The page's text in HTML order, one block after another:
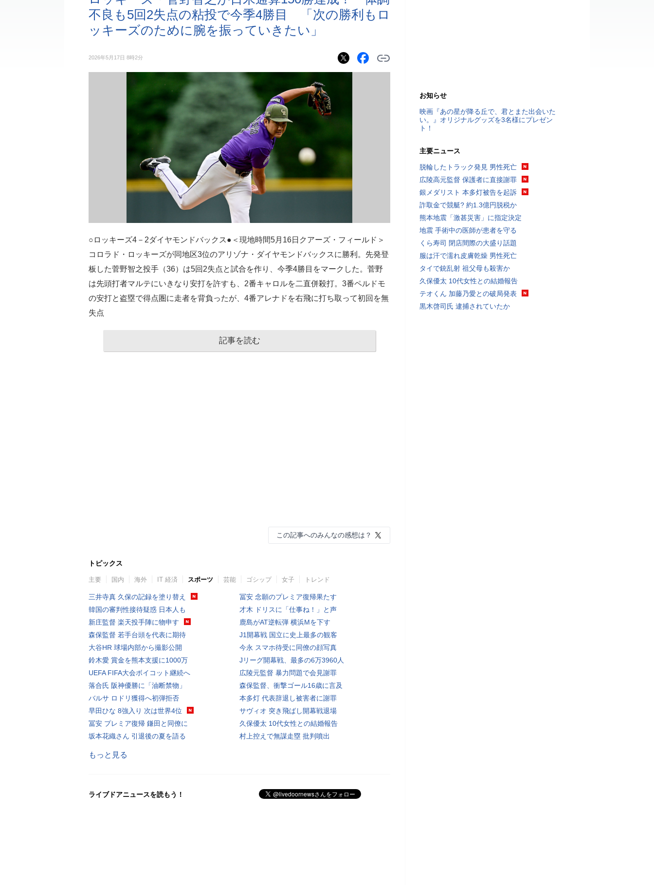
不良も5回2失点の粘投で今季4勝目 「次の勝利もロ
ッキーズのために腕を振っていきたい」
2026年5月17日 8時2分
○ロッキーズ4－2ダイヤモンドバックス●＜現地時間5月16日クアーズ・フィールド＞
コロラド・ロッキーズが同地区3位のアリゾナ・ダイヤモンドバックスに勝利。先発登
板した菅野智之投手（36）は5回2失点と試合を作り、今季4勝目をマークした。菅野
は先頭打者マルテにいきなり安打を許すも、2番キャロルを二直併殺打。3番ペルドモ
の安打と盗塁で得点圏に走者を背負ったが、4番アレナドを右飛に打ち取って初回を無
失点
記事を読む
この記事へのみんなの感想は？
トピックス
主要 国内 海外 IT 経済 スポーツ 芸能 ゴシップ 女子 トレンド
三井寺真 久保の記録を塗り替え
韓国の審判性接待疑惑 日本人も
新庄監督 楽天投手陣に物申す
森保監督 若手台頭を代表に期待
大谷HR 球場内部から撮影公開
鈴木愛 賞金を熊本支援に1000万
UEFA FIFA大会ボイコット継続へ
落合氏 阪神優勝に「油断禁物」
バルサ ロドリ獲得へ初弾拒否
早田ひな 8強入り 次は世界4位
冨安 プレミア復帰 鎌田と同僚に
坂本花織さん 引退後の夏を語る
冨安 念願のプレミア復帰果たす
才木 ドリスに「仕事ね！」と声
鹿島がAT逆転弾 横浜Mを下す
J1開幕戦 国立に史上最多の観客
今永 スマホ待受に同僚の顔写真
Jリーグ開幕戦、最多の6万3960人
広陵元監督 暴力問題で会見謝罪
森保監督、衝撃ゴール16歳に言及
本多灯 代表辞退し被害者に謝罪
サヴィオ 突き飛ばし開幕戦退場
久保優太 10代女性との結婚報告
村上控えで無謀走塁 批判噴出
もっと見る
ライブドアニュースを読もう！
お知らせ
映画『あの星が降る丘で、君とまた出会いた
い。』オリジナルグッズを3名様にプレゼン
ト！
主要ニュース
脱輪したトラック発見 男性死亡
広陵高元監督 保護者に直接謝罪
銀メダリスト 本多灯被告を起訴
詐取金で競艇? 約1.3億円脱税か
熊本地震「激甚災害」に指定決定
地震 手術中の医師が患者を守る
くら寿司 閉店間際の大盛り話題
服は汗で濡れ皮膚乾燥 男性死亡
タイで銃乱射 祖父母も殺害か
久保優太 10代女性との結婚報告
テオくん 加藤乃愛との破局発表
黒木啓司氏 逮捕されていたか